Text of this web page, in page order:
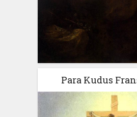
Para Kudus